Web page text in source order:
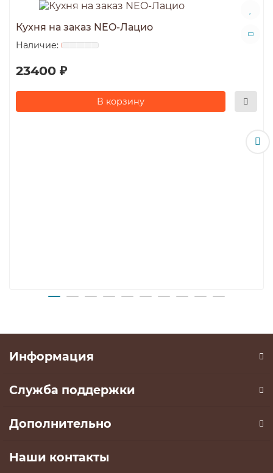
Диамант Серый
Дуб Бардолино натуральный
Дуб Канзас коричневый
Лен Антрацит
Орех Линкольн
Серый шагрень
Кухня на заказ NEO-Лацио
23400 ₽
В корзину
Информация
Служба поддержки
Дополнительно
Наши контакты